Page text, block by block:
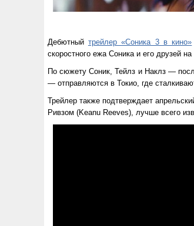
Дебютный трейлер «Соника 3 в кино»
скоростного ежа Соника и его друзей
По сюжету Соник, Тейлз и Наклз —
— отправляются в Токио, где
Трейлер также подтверждает
Ривзом (Keanu Reeves), лучше всего